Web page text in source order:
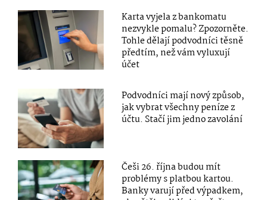
Karta vyjela z bankomatu
nezvykle pomalu? Zpozorněte.
Tohle dělají podvodníci těsně
předtím, než vám vyluxují
účet
Podvodníci mají nový způsob,
jak vybrat všechny peníze z
účtu. Stačí jim jedno zavolání
Češi 26. října budou mít
problémy s platbou kartou.
Banky varují před výpadkem,